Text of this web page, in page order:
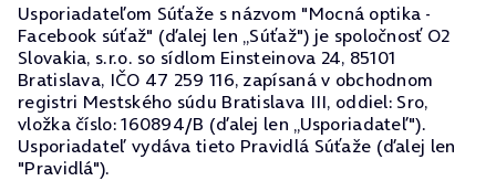
Usporiadateľom Súťaže s názvom "Mocná optika -
Facebook súťaž" (ďalej len „Súťaž") je spoločnosť O2
Slovakia, s.r.o. so sídlom Einsteinova 24, 85101
Bratislava, IČO 47 259 116, zapísaná v obchodnom
registri Mestského súdu Bratislava III, oddiel: Sro,
vložka číslo: 160894/B (ďalej len „Usporiadateľ").
Usporiadateľ vydáva tieto Pravidlá Súťaže (ďalej len
"Pravidlá").